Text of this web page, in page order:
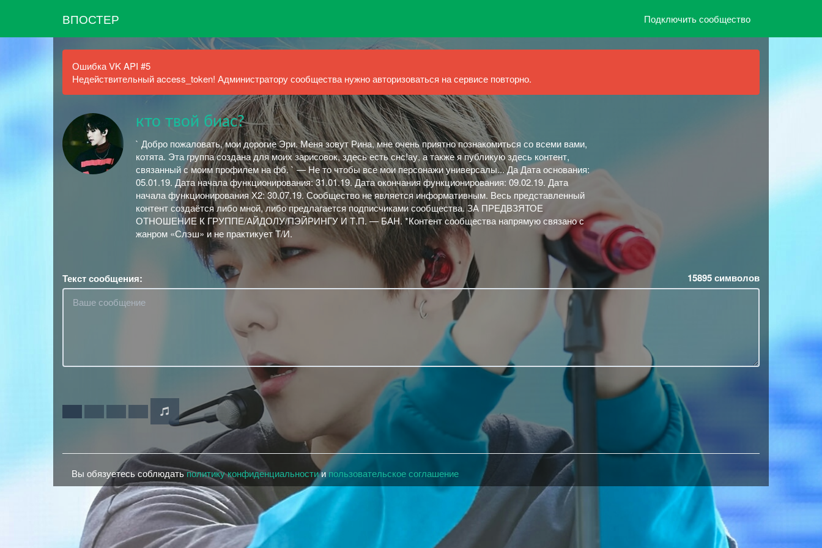
ВПОСТЕР Подключить сообщество
Ошибка VK API #5
Недействительный access_token! Администратору сообщества нужно авторизоваться на сервисе повторно.
кто твой биас?
` Добро пожаловать, мои дорогие Эри. Меня зовут Рина, мне очень приятно познакомиться со всеми вами,
котята. Эта группа создана для моих зарисовок, здесь есть снс!ау, а также я публикую здесь контент,
связанный с моим профилем на фб. ` — Не то чтобы все мои персонажи универсалы... Да Дата основания:
05.01.19. Дата начала функционирования: 31.01.19. Дата окончания функционирования: 09.02.19. Дата
начала функционирования Х2: 30.07.19. Сообщество не является информативным. Весь представленный
контент создаётся либо мной, либо предлагается подписчиками сообщества. ЗА ПРЕДВЗЯТОЕ
ОТНОШЕНИЕ К ГРУППЕ/АЙДОЛУ/ПЭЙРИНГУ И Т.П. — БАН. *Контент сообщества напрямую связано с
жанром «Слэш» и не практикует Т/И.
Текст сообщения: 15895символов
Вы обязуетесь соблюдатьполитику конфиденциальностиипользовательское соглашение